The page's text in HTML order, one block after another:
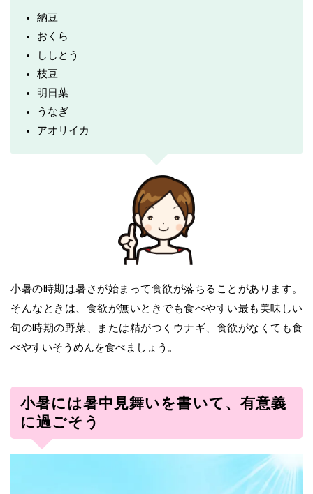
納豆
おくら
ししとう
枝豆
明日葉
うなぎ
アオリイカ
小暑の時期は暑さが始まって食欲が落ちることがあります。
そんなときは、食欲が無いときでも食べやすい最も美味しい
旬の時期の野菜、または精がつくウナギ、食欲がなくても食
べやすいそうめんを食べましょう。
小暑には暑中見舞いを書いて、有意義
に過ごそう